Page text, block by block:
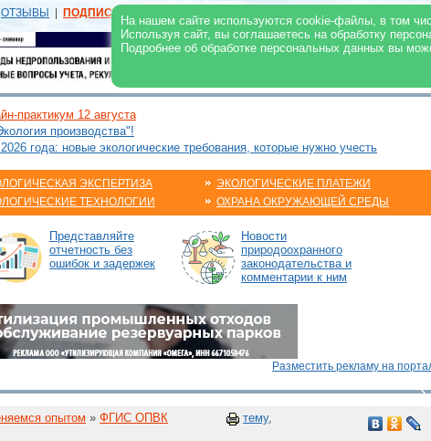
На нашем сайте используются cookie-файлы, в том
Используя сайт, вы соглашаетесь на обработку
Подробнее об обработке персональных данных вы
ОТЗЫВЫ ПОДПИСКА | В ЖУРНАЛЕ В ИНТЕРНЕТ
практикум 12 августа
производства"!
года: новые экологические требования, которые нужно учесть
ЭКСПЕРТИЗА
ТЕХНОЛОГИИ
ЭКОЛОГИЧЕСКИЕ ПЛАТЕЖИ
ОХРАНА ОКРУЖАЮЩЕЙ СРЕДЫ
Представляйте
отчетность без
ошибок и задержек
Новости
природоохранного
законодательства и
комментарии к ним
Разместить рекламу на
опытом » ФГИС ОПВК тему,